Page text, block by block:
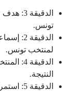
تونس.
لمنتخب تونس.
النتيجة.